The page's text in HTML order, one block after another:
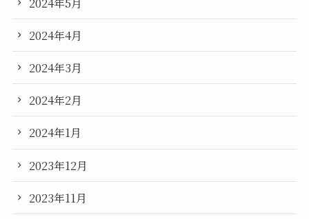
2024年4月
2024年3月
2024年2月
2024年1月
2023年12月
2023年11月